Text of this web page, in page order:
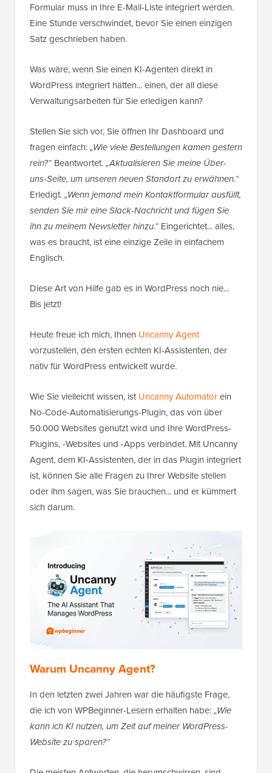
Formular muss in Ihre E-Mail-Liste integriert werden.
Eine Stunde verschwindet, bevor Sie einen einzigen
Satz geschrieben haben.
Was wäre, wenn Sie einen KI-Agenten direkt in
WordPress integriert hätten... einen, der all diese
Verwaltungsarbeiten für Sie erledigen kann?
Stellen Sie sich vor, Sie öffnen Ihr Dashboard und
fragen einfach:„Wie viele Bestellungen kamen gestern
rein?“ Beantwortet.„Aktualisieren Sie meine Über-
uns-Seite, um unseren neuen Standort zu erwähnen.“
Erledigt.„Wenn jemand mein Kontaktformular ausfüllt,
senden Sie mir eine Slack-Nachricht und fügen Sie
ihn zu meinem Newsletter hinzu.“ Eingerichtet... alles,
was es braucht, ist eine einzige Zeile in einfachem
Englisch.
Diese Art von Hilfe gab es in WordPress noch nie...
Bis jetzt!
Heute freue ich mich, Ihnen Uncanny Agent
vorzustellen, den ersten echten KI-Assistenten, der
nativ für WordPress entwickelt wurde.
Wie Sie vielleicht wissen, istUncanny Automatorein
No-Code-Automatisierungs-Plugin, das von über
50.000 Websites genutzt wird und Ihre WordPress-
Plugins, -Websites und -Apps verbindet. Mit Uncanny
Agent, dem KI-Assistenten, der in das Plugin integriert
ist, können Sie alle Fragen zu Ihrer Website stellen
oder ihm sagen, was Sie brauchen... und er kümmert
sich darum.
Warum Uncanny Agent?
In den letzten zwei Jahren war die häufigste Frage,
die ich von WPBeginner-Lesern erhalten habe:„Wie
kann ich KI nutzen, um Zeit auf meiner WordPress-
Website zu sparen?“